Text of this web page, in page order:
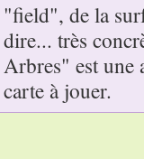
"field", de la
dire... très
Arbres" est une
carte à jouer.